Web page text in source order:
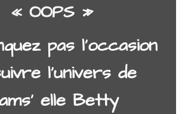
« OOPS »
pas l’occasion
l’univers de
elle Betty